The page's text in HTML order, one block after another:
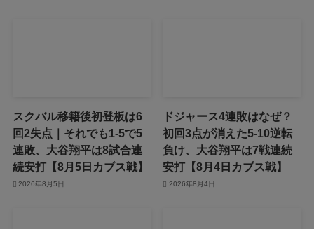
スクバル移籍後初登板は6
回2失点｜それでも1-5で5
連敗、大谷翔平は8試合連
続安打【8月5日カブス戦】
2026年8月5日
ドジャース4連敗はなぜ？
初回3点が消えた5-10逆転
負け、大谷翔平は7戦連続
安打【8月4日カブス戦】
2026年8月4日